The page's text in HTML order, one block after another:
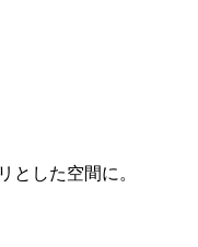
とした空間に。